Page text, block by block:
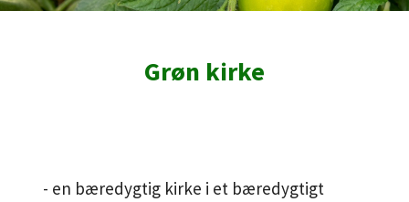
Grøn kirke
- en bæredygtig kirke i et bæredygtigt